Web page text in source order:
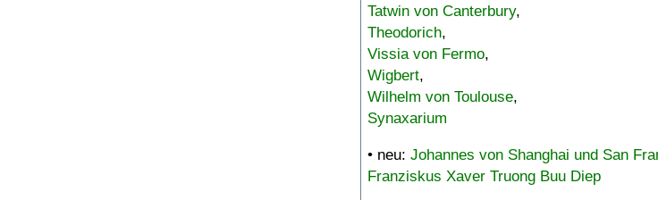
Tatwin von Canterbury,
Theodorich,
Vissia von Fermo,
Wigbert,
Wilhelm von Toulouse,
Synaxarium
• neu: Johannes von Shanghai und San
Franziskus Xaver Truong Buu Diep